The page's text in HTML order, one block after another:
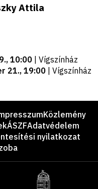
Attila
10:00 | Vígszínház
21., 19:00 | Vígszínház
Közlemény
ÁSZFAdatvédelem
nyilatkozat